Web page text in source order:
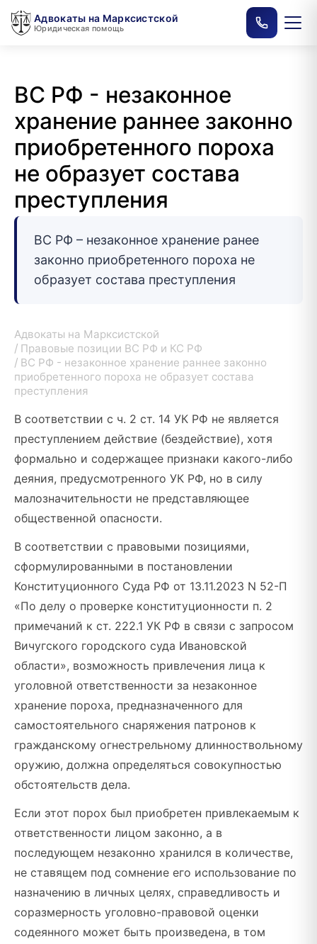
Адвокаты на Марксистской
Юридическая помощь
ВС РФ - незаконное
хранение раннее законно
приобретенного пороха
не образует состава
преступления
ВС РФ – незаконное хранение ранее
законно приобретенного пороха не
образует состава преступления
Адвокаты на Марксистской
Правовые позиции ВС РФ и КС РФ
ВС РФ - незаконное хранение раннее законно
приобретенного пороха не образует состава
преступления
В соответствии с ч. 2 ст. 14 УК РФ не является
преступлением действие (бездействие), хотя
формально и содержащее признаки какого-либо
деяния, предусмотренного УК РФ, но в силу
малозначительности не представляющее
общественной опасности.
В соответствии с правовыми позициями,
сформулированными в постановлении
Конституционного Суда РФ от 13.11.2023 N 52-П
«По делу о проверке конституционности п. 2
примечаний к ст. 222.1 УК РФ в связи с запросом
Вичугского городского суда Ивановской
области», возможность привлечения лица к
уголовной ответственности за незаконное
хранение пороха, предназначенного для
самостоятельного снаряжения патронов к
гражданскому огнестрельному длинноствольному
оружию, должна определяться совокупностью
обстоятельств дела.
Если этот порох был приобретен привлекаемым к
ответственности лицом законно, а в
последующем незаконно хранился в количестве,
не ставящем под сомнение его использование по
назначению в личных целях, справедливость и
соразмерность уголовно-правовой оценки
содеянного может быть произведена, в том